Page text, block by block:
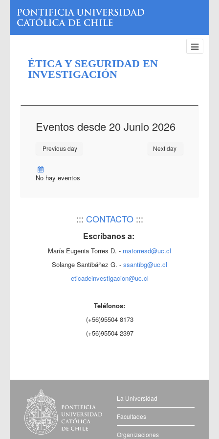
ÉTICA Y SEGURIDAD EN
INVESTIGACIÓN
Eventos desde 20 Junio 2026
Previous day Next day
No hay eventos
::: CONTACTO:::
Escríbanos a:
María Eugenia Torres D. - matorresd@uc.cl
Solange Santibáñez G. - ssantibg@uc.cl
eticadeinvestigacion@uc.cl
Teléfonos:
(+56)95504 8173
(+56)95504 2397
La Universidad
Facultades
Organizaciones